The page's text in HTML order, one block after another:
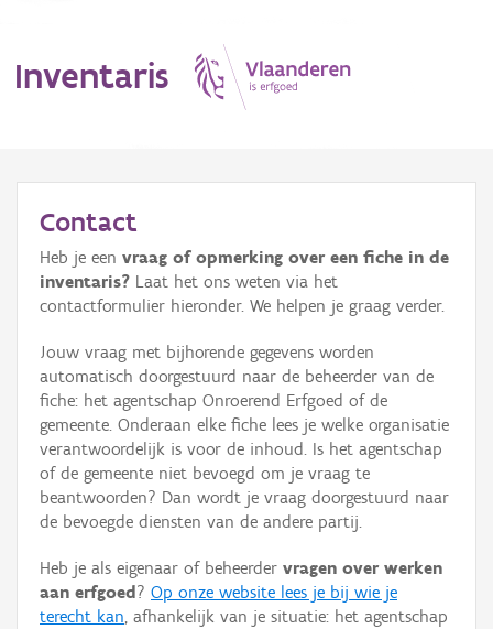
Inventaris
Erfgoedobject
Aanduidingsobject
Waarneming
Thema
Gebeurtenis
Persoon of collectief
Hergebruik
Contact
Heb je een vraag of opmerking over een fiche in de
inventaris? Laat het ons weten via het
contactformulier hieronder. We helpen je graag verder.
Jouw vraag met bijhorende gegevens worden
automatisch doorgestuurd naar de beheerder van de
fiche: het agentschap Onroerend Erfgoed of de
gemeente. Onderaan elke fiche lees je welke organisatie
verantwoordelijk is voor de inhoud. Is het agentschap
of de gemeente niet bevoegd om je vraag te
beantwoorden? Dan wordt je vraag doorgestuurd naar
de bevoegde diensten van de andere partij.
Heb je als eigenaar of beheerder vragen over werken
aan erfgoed ? Op onze website lees je bij wie je
terecht kan, afhankelijk van je situatie: het agentschap